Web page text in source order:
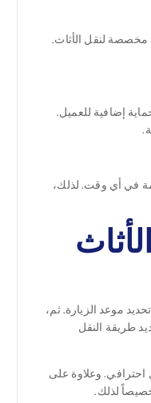
مخصصة لنقل الأثاث.
إضافية للعميل.
في أي وقت. لذلك،
موعد الزيارة. ثم،
طريقة النقل
احترافي. وعلاوة على
لذلك.